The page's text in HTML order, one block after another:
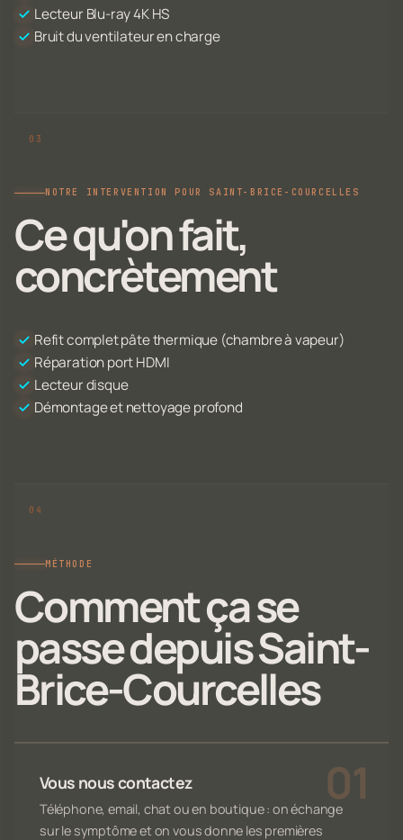
Lecteur Blu-ray 4K HS
Bruit du ventilateur en charge
NOTRE INTERVENTION POUR SAINT-BRICE-COURCELLES
Ce qu'on fait,
concrètement
Refit complet pâte thermique (chambre à vapeur)
Réparation port HDMI
Lecteur disque
Démontage et nettoyage profond
MÉTHODE
Comment ça se
passe depuis Saint-
Brice-Courcelles
Vous nous contactez
Téléphone, email, chat ou en boutique : on échange
sur le symptôme et on vous donne les premières